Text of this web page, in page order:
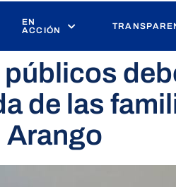
EN
ACCIÓN
de las
Arango